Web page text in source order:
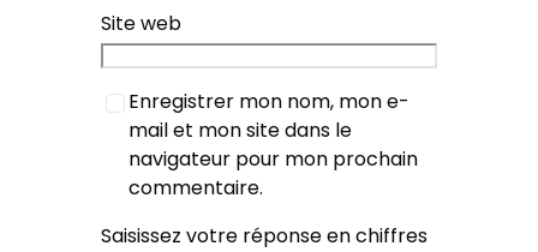
Site web
Enregistrer mon nom, mon e-
mail et mon site dans le
navigateur pour mon prochain
commentaire.
Saisissez votre réponse en chiffres